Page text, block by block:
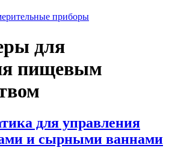
приборы
для
пищевым
для управления
и сырными ваннами